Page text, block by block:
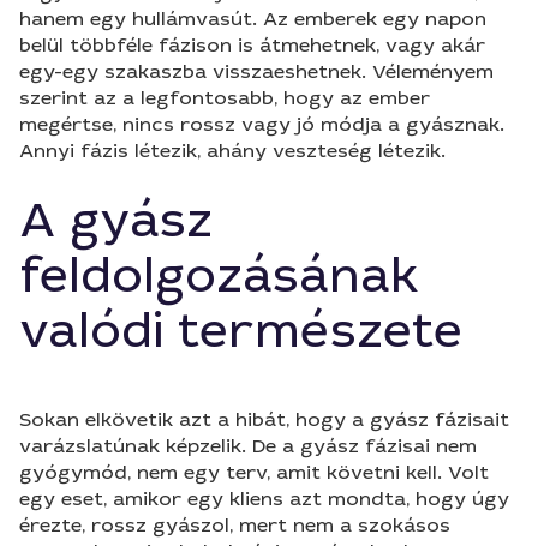
hanem egy hullámvasút. Az emberek egy napon
belül többféle fázison is átmehetnek, vagy akár
egy-egy szakaszba visszaeshetnek. Véleményem
szerint az a legfontosabb, hogy az ember
megértse, nincs rossz vagy jó módja a gyásznak.
Annyi fázis létezik, ahány veszteség létezik.
A gyász
feldolgozásának
valódi természete
Sokan elkövetik azt a hibát, hogy a gyász fázisait
varázslatúnak képzelik. De a gyász fázisai nem
gyógymód, nem egy terv, amit követni kell. Volt
egy eset, amikor egy kliens azt mondta, hogy úgy
érezte, rossz gyászol, mert nem a szokásos